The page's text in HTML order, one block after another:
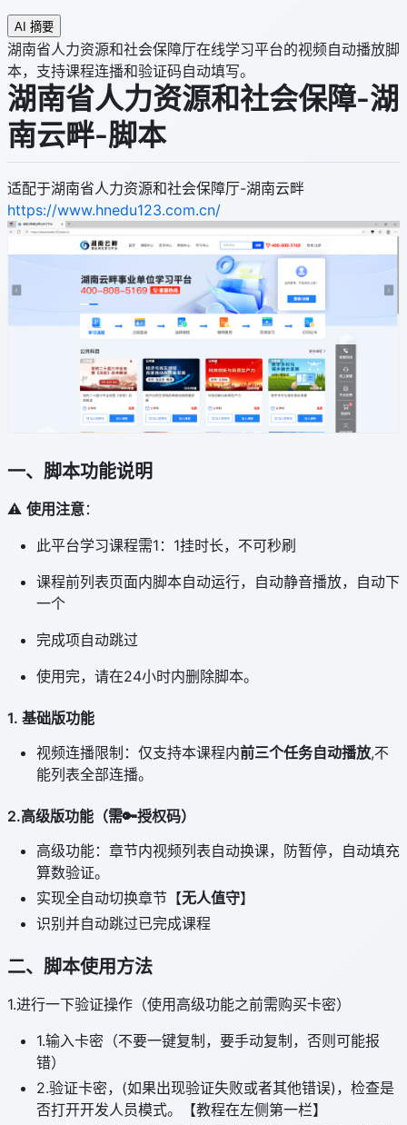
AI 摘要
湖南省人力资源和社会保障厅在线学习平台的视频自动播放脚
本，支持课程连播和验证码自动填写。
湖南省人力资源和社会保障-湖
南云畔-脚本
适配于湖南省人力资源和社会保障厅-湖南云畔
https://www.hnedu123.com.cn/
一、脚本功能说明
⚠️ 使用注意：
此平台学习课程需1：1挂时长，不可秒刷
课程前列表页面内脚本自动运行，自动静音播放，自动下
一个
完成项自动跳过
使用完，请在24小时内删除脚本。
1. 基础版功能
视频连播限制：仅支持本课程内前三个任务自动播放,不
能列表全部连播。
2.高级版功能（需🔑授权码）
高级功能：章节内视频列表自动换课，防暂停，自动填充
算数验证。
实现全自动切换章节【无人值守】
识别并自动跳过已完成课程
二、脚本使用方法
1.进行一下验证操作（使用高级功能之前需购买卡密）
1.输入卡密（不要一键复制，要手动复制，否则可能报
错）
2.验证卡密，(如果出现验证失败或者其他错误)，检查是
否打开开发人员模式。【教程在左侧第一栏】